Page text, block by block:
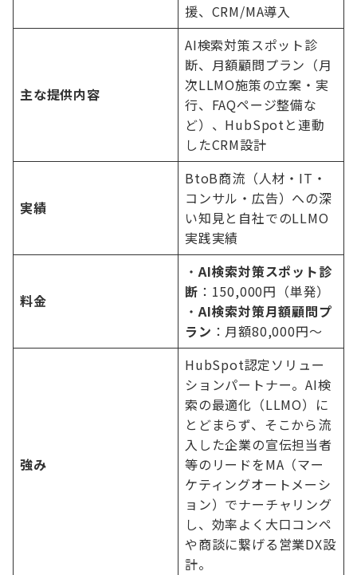
援、CRM/MA導入
主な提供内容
AI検索対策スポット診
断、月額顧問プラン（月
次LLMO施策の立案・実
行、FAQページ整備な
ど）、HubSpotと連動
したCRM設計
実績
BtoB商流（人材・IT・
コンサル・広告）への深
い知見と自社でのLLMO
実践実績
料金
・AI検索対策スポット診
断 ：150,000円（単発）
・AI検索対策月額顧問プ
ラン ：月額80,000円〜
強み
HubSpot認定ソリュー
ションパートナー。AI検
索の最適化（LLMO）に
とどまらず、そこから流
入した企業の宣伝担当者
等のリードをMA（マー
ケティングオートメーシ
ョン）でナーチャリング
し、効率よく大口コンペ
や商談に繋げる営業DX設
計。